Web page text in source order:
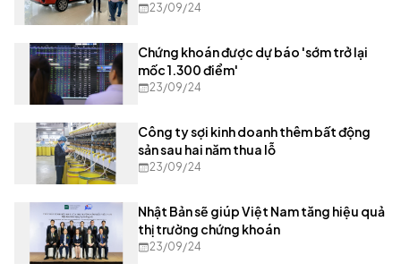
23/09/24
Chứng khoán được dự báo 'sớm trở lại
mốc 1.300 điểm'
23/09/24
Công ty sợi kinh doanh thêm bất động
sản sau hai năm thua lỗ
23/09/24
Nhật Bản sẽ giúp Việt Nam tăng hiệu quả
thị trường chứng khoán
23/09/24